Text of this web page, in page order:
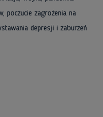
poczucie zagrożenia na
depresji i zaburzeń